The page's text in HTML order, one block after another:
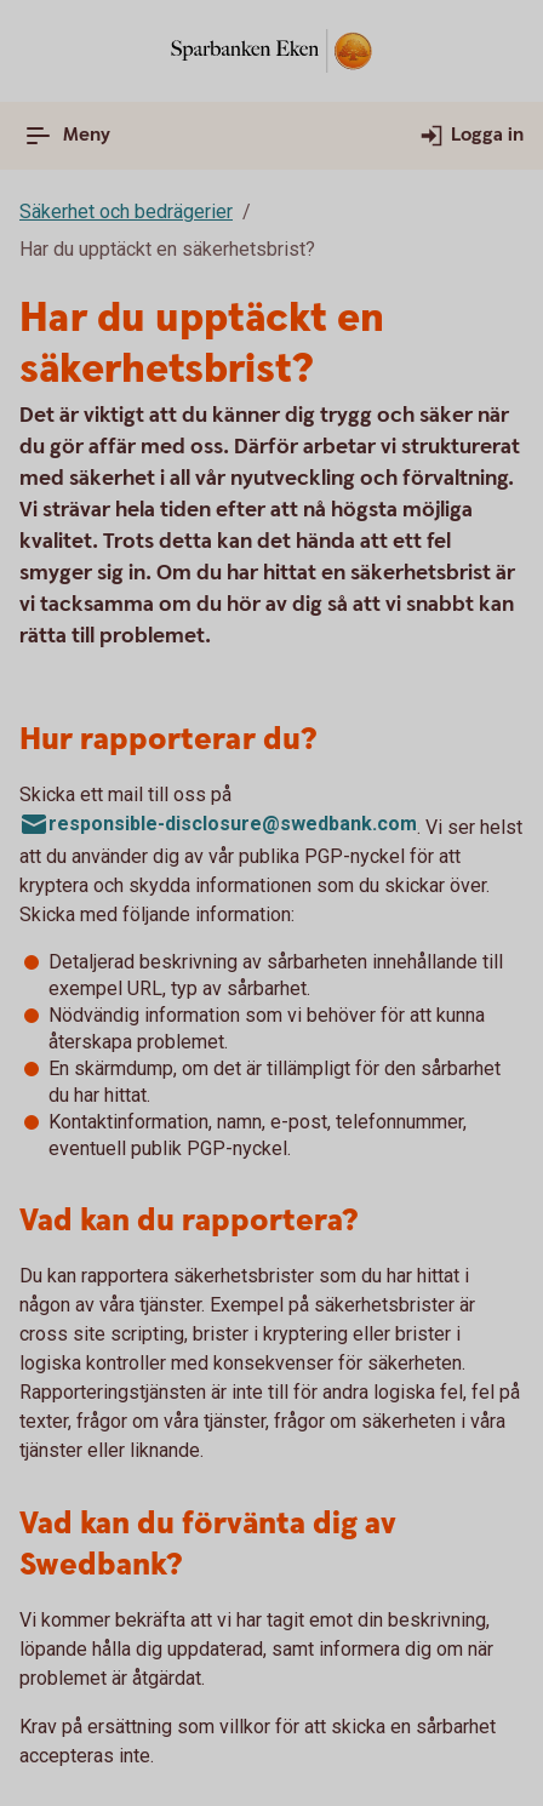
Meny Logga in
Säkerhet och bedrägerier
Har du upptäckt en säkerhetsbrist?
Har du upptäckt en
säkerhetsbrist?
Det är viktigt att du känner dig trygg och säker när
du gör affär med oss. Därför arbetar vi strukturerat
med säkerhet i all vår nyutveckling och förvaltning.
Vi strävar hela tiden efter att nå högsta möjliga
kvalitet. Trots detta kan det hända att ett fel
smyger sig in. Om du har hittat en säkerhetsbrist är
vi tacksamma om du hör av dig så att vi snabbt kan
rätta till problemet.
Hur rapporterar du?
Skicka ett mail till oss på
responsible-disclosure@swedbank.com. Vi ser helst
att du använder dig av vår publika PGP-nyckel för att
kryptera och skydda informationen som du skickar över.
Skicka med följande information:
Detaljerad beskrivning av sårbarheten innehållande till
exempel URL, typ av sårbarhet.
Nödvändig information som vi behöver för att kunna
återskapa problemet.
En skärmdump, om det är tillämpligt för den sårbarhet
du har hittat.
Kontaktinformation, namn, e-post, telefonnummer,
eventuell publik PGP-nyckel.
Vad kan du rapportera?
Du kan rapportera säkerhetsbrister som du har hittat i
någon av våra tjänster. Exempel på säkerhetsbrister är
cross site scripting, brister i kryptering eller brister i
logiska kontroller med konsekvenser för säkerheten.
Rapporteringstjänsten är inte till för andra logiska fel, fel på
texter, frågor om våra tjänster, frågor om säkerheten i våra
tjänster eller liknande.
Vad kan du förvänta dig av
Swedbank?
Vi kommer bekräfta att vi har tagit emot din beskrivning,
löpande hålla dig uppdaterad, samt informera dig om när
problemet är åtgärdat.
Krav på ersättning som villkor för att skicka en sårbarhet
accepteras inte.